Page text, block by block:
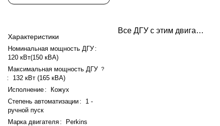
Характеристики
Номинальная мощность ДГУ :
120 кВт(150 кВА)
Максимальная мощность ДГУ ?
:
132 кВт (165 кВА)
Исполнение :
Кожух
Степень автоматизации :
1 -
ручной пуск
Марка двигателя :
Perkins
Все ДГУ с этим двигателем